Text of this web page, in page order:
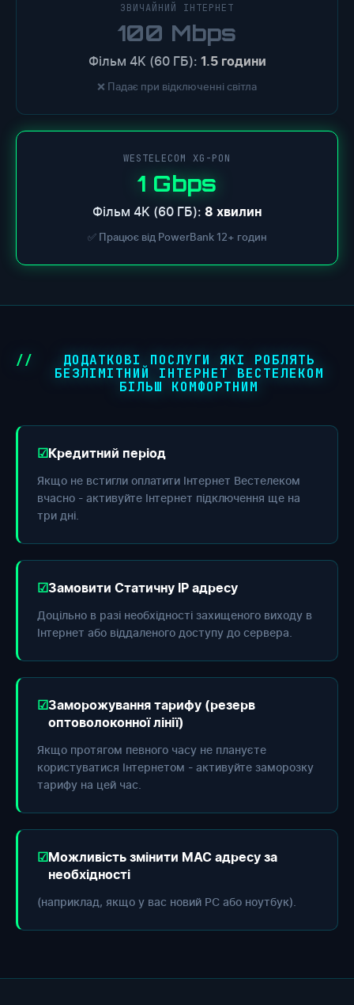
ЗВИЧАЙНИЙ ІНТЕРНЕТ
100 Mbps
Фільм 4K (60 ГБ): 1.5 години
❌ Падає при відключенні світла
WESTELECOM XG-PON
1 Gbps
Фільм 4K (60 ГБ): 8 хвилин
✅ Працює від PowerBank 12+ годин
ДОДАТКОВІ ПОСЛУГИ ЯКІ РОБЛЯТЬ
БЕЗЛІМІТНИЙ ІНТЕРНЕТ ВЕСТЕЛЕКОМ
БІЛЬШ КОМФОРТНИМ
Кредитний період
Якщо не встигли оплатити Інтернет Вестелеком
вчасно - активуйте Інтернет підключення ще на
три дні.
Замовити Статичну IP адресу
Доцільно в разі необхідності захищеного виходу в
Інтернет або віддаленого доступу до сервера.
Заморожування тарифу (резерв
оптоволоконної лінії)
Якщо протягом певного часу не плануєте
користуватися Інтернетом - активуйте заморозку
тарифу на цей час.
Можливість змінити МАС адресу за
необхідності
(наприклад, якщо у вас новий РС або ноутбук).